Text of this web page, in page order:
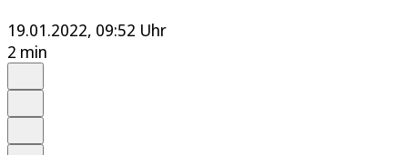
19.01.2022, 09:52 Uhr
2 min